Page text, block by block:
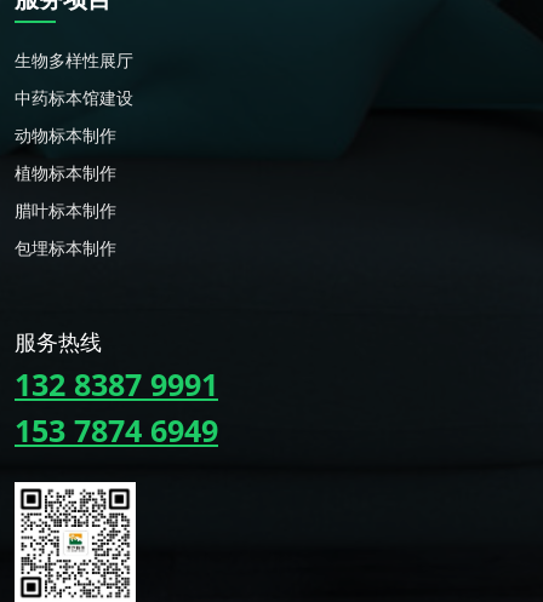
生物多样性展厅
中药标本馆建设
动物标本制作
植物标本制作
腊叶标本制作
包埋标本制作
服务热线
132 8387 9991
153 7874 6949